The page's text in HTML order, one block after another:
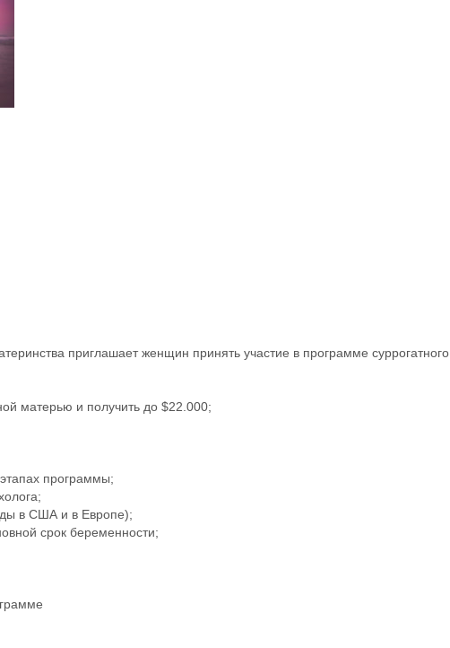
приглашает женщин принять участие в программе суррогатного
матерью и получить до $22.000;
программы;
в США и в Европе);
срок беременности;